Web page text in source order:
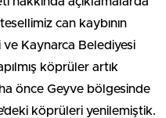
can kaybının
ve Kaynarca Belediyesi
köprüler artık
önce Geyve bölgesinde
köprüleri yenilemiştik.